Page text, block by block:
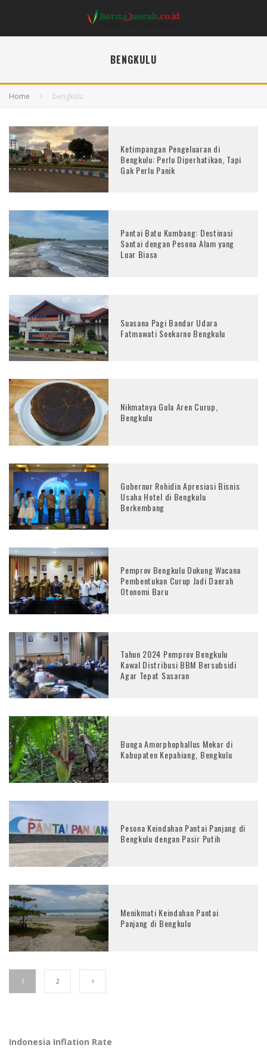
BENGKULU
Home bengkulu
Ketimpangan Pengeluaran di
Bengkulu: Perlu Diperhatikan, Tapi
Gak Perlu Panik
Pantai Batu Kumbang: Destinasi
Santai dengan Pesona Alam yang
Luar Biasa
Suasana Pagi Bandar Udara
Fatmawati Soekarno Bengkulu
Nikmatnya Gula Aren Curup,
Bengkulu
Gubernur Rohidin Apresiasi Bisnis
Usaha Hotel di Bengkulu
Berkembang
Pemprov Bengkulu Dukung Wacana
Pembentukan Curup Jadi Daerah
Otonomi Baru
Tahun 2024 Pemprov Bengkulu
Kawal Distribusi BBM Bersubsidi
Agar Tepat Sasaran
Bunga Amorphophallus Mekar di
Kabupaten Kepahiang, Bengkulu
Pesona Keindahan Pantai Panjang di
Bengkulu dengan Pasir Putih
Menikmati Keindahan Pantai
Panjang di Bengkulu
1 2
Indonesia Inflation Rate